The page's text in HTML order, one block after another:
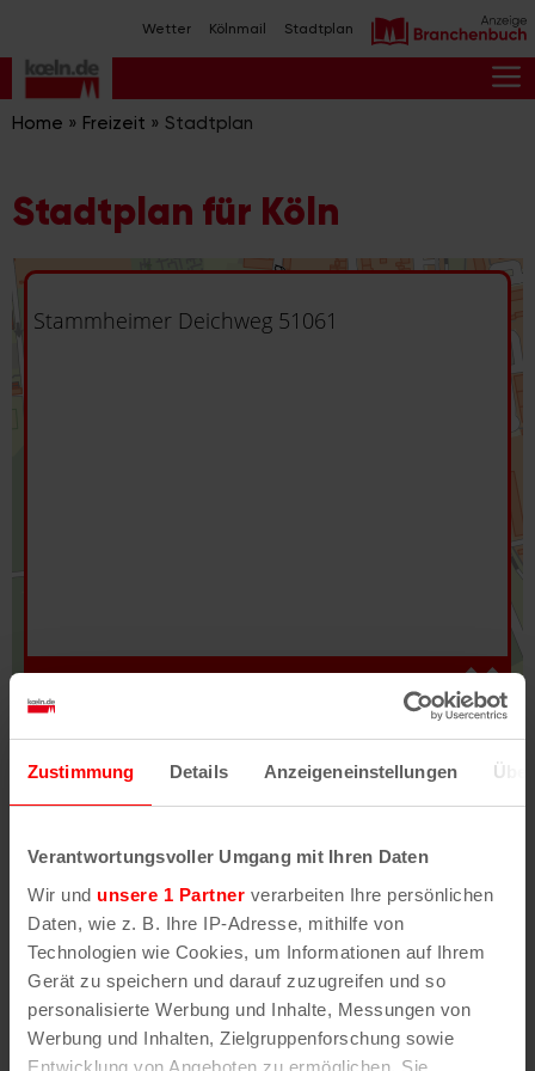
Zustimmung Details Anzeigeneinstellungen
Verantwortungsvoller Umgang mit Ihren Daten
Wir und unsere 1 Partner verarbeiten Ihre persönlichen
Daten, wie z. B. Ihre IP-Adresse, mithilfe von
Technologien wie Cookies, um Informationen auf Ihrem
Gerät zu speichern und darauf zuzugreifen und so
personalisierte Werbung und Inhalte, Messungen von
Werbung und Inhalten, Zielgruppenforschung sowie
Entwicklung von Angeboten zu ermöglichen. Sie
Inhalt
springen
Wetter Kölnmail Stadtplan
Home » Freizeit » Stadtplan
Stadtplan für Köln
Fehler/Problem melden
Darstellung des RVR-Kartenwerks
Stadtplanwerk
erhältst Du unsere koeln.de-Karte mit vielen
weiteren Details wie z.B. Hausnummern.
Unser Stadtplan basiert auf Daten des
OpenStreetMap
-Projekts (
© OpenStreetMap
Mitwirkende
) und von OpenCycleMap.org